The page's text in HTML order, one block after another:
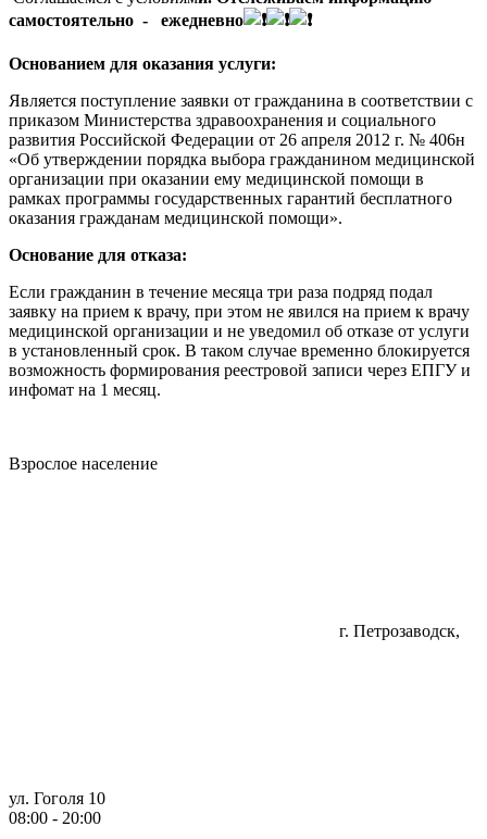
самостоятельно - ежедневно
Основанием для оказания услуги:
Является поступление заявки от гражданина в соответствии с
приказом Министерства здравоохранения и социального
развития Российской Федерации от 26 апреля 2012 г. № 406н
«Об утверждении порядка выбора гражданином медицинской
организации при оказании ему медицинской помощи в
рамках программы государственных гарантий бесплатного
оказания гражданам медицинской помощи».
Основание для отказа:
Если гражданин в течение месяца три раза подряд подал
заявку на прием к врачу, при этом не явился на прием к врачу
медицинской организации и не уведомил об отказе от услуги
в установленный срок. В таком случае временно блокируется
возможность формирования реестровой записи через ЕПГУ и
инфомат на 1 месяц.
Взрослое население
г. Петрозаводск,
ул. Гоголя 10
08:00 - 20:00